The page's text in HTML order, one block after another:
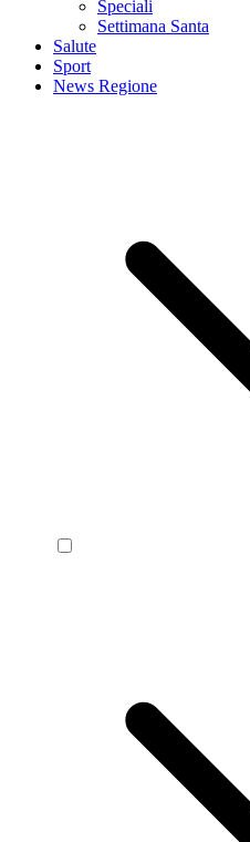
Speciali
Settimana Santa
Salute
Sport
News Regione